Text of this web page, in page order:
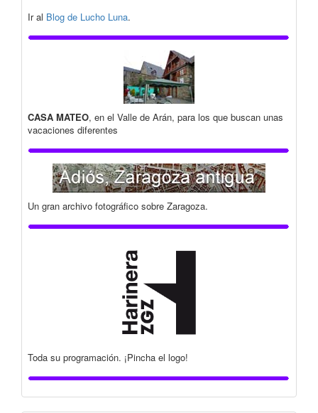
Ir al Blog de Lucho Luna.
CASA MATEO, en el Valle de Arán, para los que buscan unas
vacaciones diferentes
Un gran archivo fotográfico sobre Zaragoza.
Toda su programación. ¡Pincha el logo!